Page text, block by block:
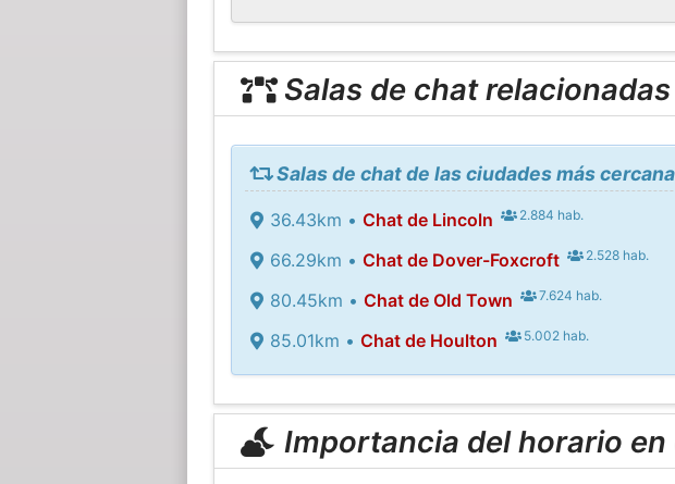
Salas de chat relacionadas
Salas de chat de las ciudades más
36.43km • Chat de Lincoln 2.884 hab.
66.29km • Chat de Dover-Foxcroft 2.528 hab.
80.45km • Chat de Old Town 7.624 hab.
85.01km • Chat de Houlton 5.002 hab.
Importancia del horario